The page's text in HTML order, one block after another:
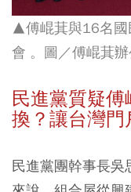
▲傅崐萁與16名國
會 。圖／傅崐萁
民進黨質疑
換？讓台灣門
民進黨團幹事長吳